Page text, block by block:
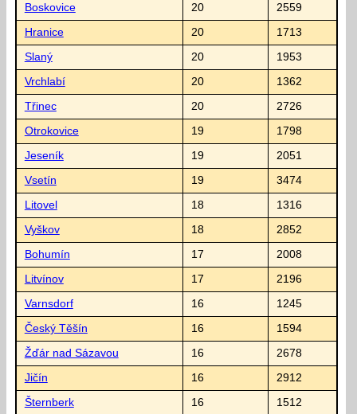
Boskovice 20 2559
Hranice 20 1713
Slaný 20 1953
Vrchlabí 20 1362
Třinec 20 2726
Otrokovice 19 1798
Jeseník 19 2051
Vsetín 19 3474
Litovel 18 1316
Vyškov 18 2852
Bohumín 17 2008
Litvínov 17 2196
Varnsdorf 16 1245
Český Těšín 16 1594
Žďár nad Sázavou 16 2678
Jičín 16 2912
Šternberk 16 1512